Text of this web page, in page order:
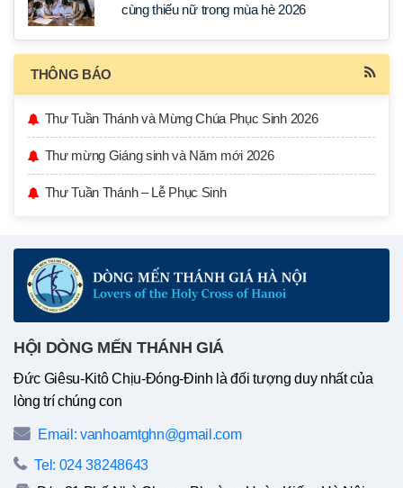
cùng thiếu nữ trong mùa hè 2026
THÔNG BÁO
Thư Tuần Thánh và Mừng Chúa Phục Sinh 2026
Thư mừng Giáng sinh và Năm mới 2026
Thư Tuần Thánh – Lễ Phục Sinh
HỘI DÒNG MẾN THÁNH GIÁ
Đức Giêsu-Kitô Chịu-Đóng-Đinh là đối tượng duy nhất của
lòng trí chúng con
Email: vanhoamtghn@gmail.com
Tel: 024 38248643